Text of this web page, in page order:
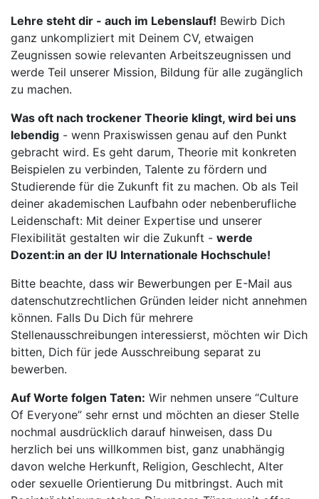
Lehre steht dir - auch im Lebenslauf! Bewirb Dich
ganz unkompliziert mit Deinem CV, etwaigen
Zeugnissen sowie relevanten Arbeitszeugnissen und
werde Teil unserer Mission, Bildung für alle zugänglich
zu machen.
Was oft nach trockener Theorie klingt, wird bei uns
lebendig - wenn Praxiswissen genau auf den Punkt
gebracht wird. Es geht darum, Theorie mit konkreten
Beispielen zu verbinden, Talente zu fördern und
Studierende für die Zukunft fit zu machen. Ob als Teil
deiner akademischen Laufbahn oder nebenberufliche
Leidenschaft: Mit deiner Expertise und unserer
Flexibilität gestalten wir die Zukunft - werde
Dozent:in an der IU Internationale Hochschule!
Bitte beachte, dass wir Bewerbungen per E-Mail aus
datenschutzrechtlichen Gründen leider nicht annehmen
können. Falls Du Dich für mehrere
Stellenausschreibungen interessierst, möchten wir Dich
bitten, Dich für jede Ausschreibung separat zu
bewerben.
Auf Worte folgen Taten: Wir nehmen unsere “Culture
Of Everyone” sehr ernst und möchten an dieser Stelle
nochmal ausdrücklich darauf hinweisen, dass Du
herzlich bei uns willkommen bist, ganz unabhängig
davon welche Herkunft, Religion, Geschlecht, Alter
oder sexuelle Orientierung Du mitbringst. Auch mit